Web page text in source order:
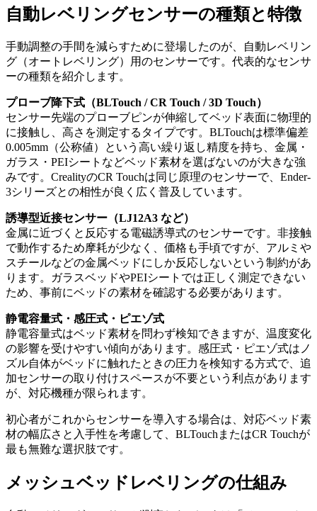
自動レベリングセンサーの種類と特徴
手動調整の手間を減らすために登場したのが、自動レベリン
グ（オートレベリング）用のセンサーです。代表的なセンサ
ーの種類を紹介します。
プローブ降下式（BLTouch / CR Touch / 3D Touch）
センサー先端のプローブピンが伸縮してベッド表面に物理的
に接触し、高さを測定するタイプです。BLTouchは標準偏差
0.005mm（公称値）という高い繰り返し精度を持ち、金属・
ガラス・PEIシートなどベッド素材を選ばないのが大きな強
みです。CrealityのCR Touchは同じ原理のセンサーで、Ender-
3シリーズとの相性が良く広く普及しています。
誘導型近接センサー（LJ12A3 など）
金属に近づくと反応する電磁誘導式のセンサーです。非接触
で動作するため摩耗が少なく、価格も手頃ですが、アルミや
スチールなどの金属ベッドにしか反応しないという制約があ
ります。ガラスベッドやPEIシートでは正しく測定できない
ため、事前にベッドの素材を確認する必要があります。
静電容量式・感圧式・ピエゾ式
静電容量式はベッド素材を問わず検知できますが、温度変化
の影響を受けやすい傾向があります。感圧式・ピエゾ式はノ
ズル自体がベッドに触れたときの圧力を検知する方式で、追
加センサーの取り付けスペースが不要という利点があります
が、対応機種が限られます。
初心者がこれからセンサーを導入する場合は、対応ベッド素
材の幅広さと入手性を考慮して、BLTouchまたはCR Touchが
最も無難な選択肢です。
メッシュベッドレベリングの仕組み